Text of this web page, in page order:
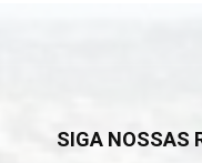
SIGA NOSSAS